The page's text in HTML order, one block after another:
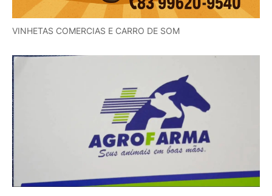
VINHETAS COMERCIAS E CARRO DE SOM